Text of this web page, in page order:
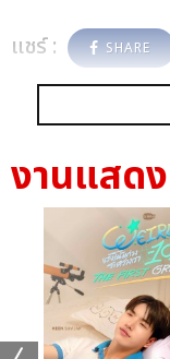
แชร์ : SHARE
งานแสดง